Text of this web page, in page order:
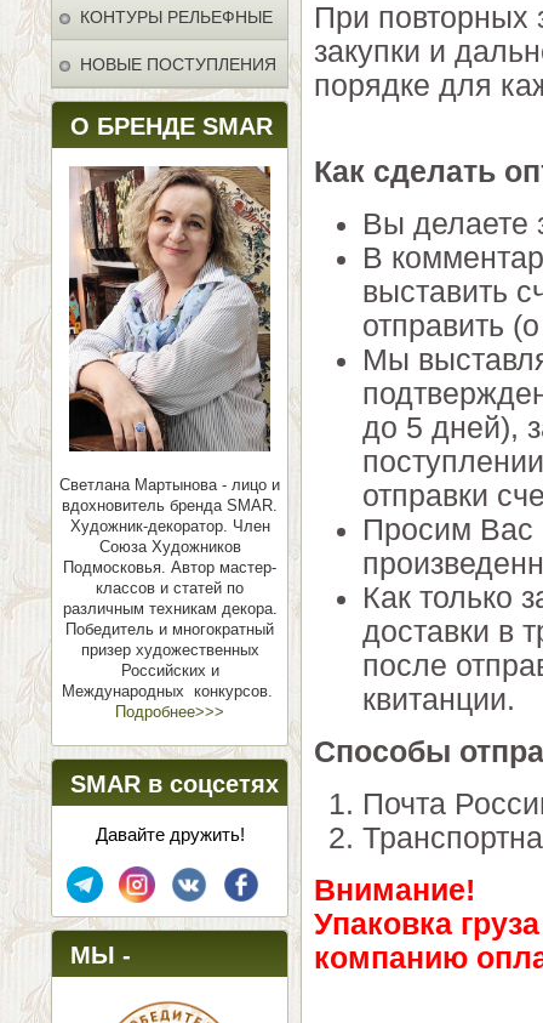
КОНТУРЫ РЕЛЬЕФНЫЕ
НОВЫЕ ПОСТУПЛЕНИЯ
О БРЕНДЕ SMAR
Светлана Мартынова - лицо и
вдохновитель бренда SMAR.
Художник-декоратор. Член
Союза Художников
Подмосковья. Автор мастер-
классов и статей по
различным техникам декора.
Победитель и многократный
призер художественных
Российских и
Международных конкурсов.
Подробнее>>>
SMAR в соцсетях
Давайте дружить!
МЫ -
ПОБЕДИТЕЛИ!
При повторных
закупки и
порядке для
Как сделать
Вы делаете
В
выставить
отправить
Мы
до 5 дней),
отправки
Просим Вас
Как только
доставки в
после
квитанции.
Способы
Почта
Внимание!
Упаковка
компанию